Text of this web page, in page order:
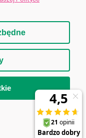
| +48 793 752 792 |